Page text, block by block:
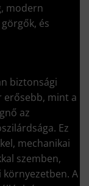
modern
és
biztonsági
erősebb, mint a
az
Ez
mechanikai
szemben,
A